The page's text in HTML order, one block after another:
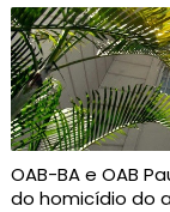
OAB-BA e OAB
do homicídio do